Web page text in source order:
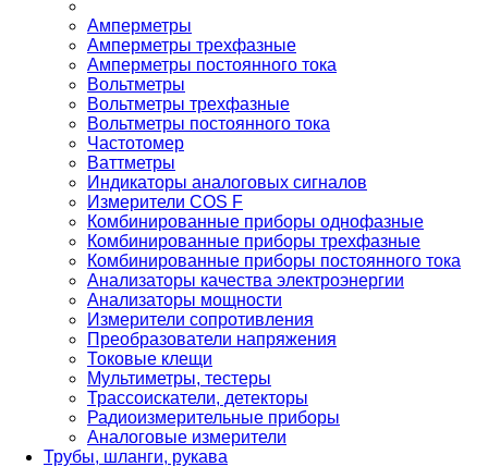
Амперметры
Амперметры трехфазные
Амперметры постоянного тока
Вольтметры
Вольтметры трехфазные
Вольтметры постоянного тока
Частотомер
Ваттметры
Индикаторы аналоговых сигналов
Измерители COS F
Комбинированные приборы однофазные
Комбинированные приборы трехфазные
Комбинированные приборы постоянного тока
Анализаторы качества электроэнергии
Анализаторы мощности
Измерители сопротивления
Преобразователи напряжения
Токовые клещи
Мультиметры, тестеры
Трассоискатели, детекторы
Радиоизмерительные приборы
Аналоговые измерители
Трубы, шланги, рукава